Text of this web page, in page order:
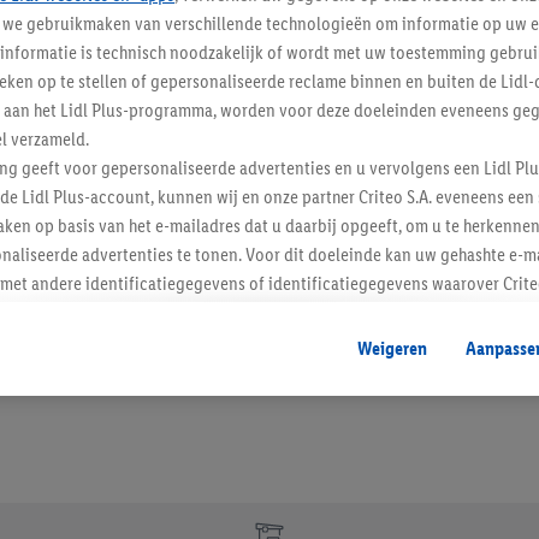
Blijf op de
Schrijf je in op de
Inschrijven
gebruikmaken van verschillende technologieën om informatie op uw
is technisch noodzakelijk of wordt met uw toestemming
op te stellen of gepersonaliseerde reclame binnen en buiten de Lidl-
het Lidl Plus-programma, worden voor deze doeleinden eveneens
verzameld.
geeft voor gepersonaliseerde advertenties en u vervolgens een Lidl
Lidl Plus-account, kunnen wij en onze partner Criteo S.A. eveneens
op basis van het e-mailadres dat u daarbij opgeeft, om u te
advertenties te tonen. Voor dit doeleinde kan uw gehashte e-
andere identificatiegegevens of identificatiegegevens waarover
kunnen advertenties in het kader van retargeting, d.w.z. advertenties
(bijvoorbeeld door het product in de webshop aan uw winkelmandje toe
apparaten en verschillende Lidl-diensten worden
Weigeren